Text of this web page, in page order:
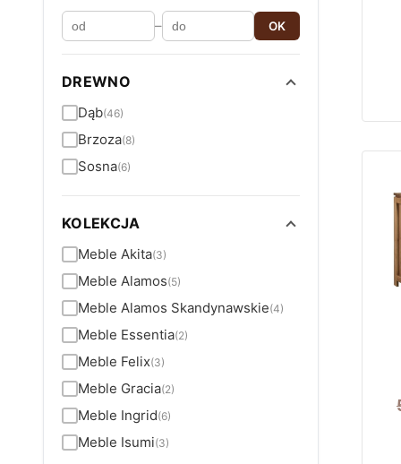
– OK
DREWNO
Dąb(46)
Brzoza(8)
Sosna(6)
KOLEKCJA
Meble Akita(3)
Meble Alamos(5)
Meble Alamos Skandynawskie(4)
Meble Essentia(2)
Meble Felix(3)
Meble Gracia(2)
Meble Ingrid(6)
Meble Isumi(3)